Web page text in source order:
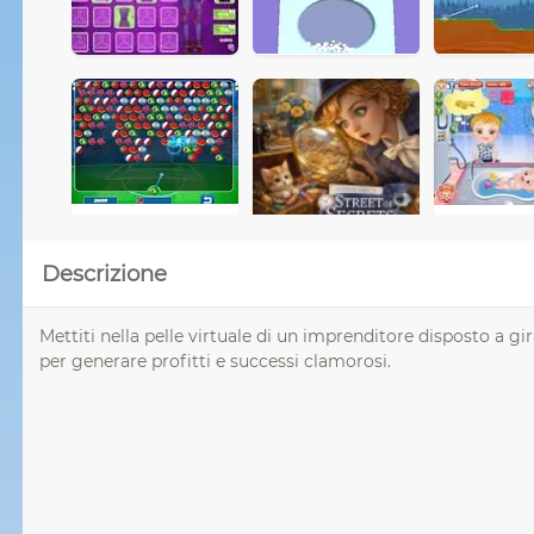
Descrizione
Mettiti nella pelle virtuale di un imprenditore disposto a
per generare profitti e successi clamorosi.